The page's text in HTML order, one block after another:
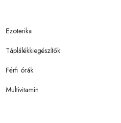
Ezoterika
Táplálékkiegészítők
Férfi órák
Multivitamin